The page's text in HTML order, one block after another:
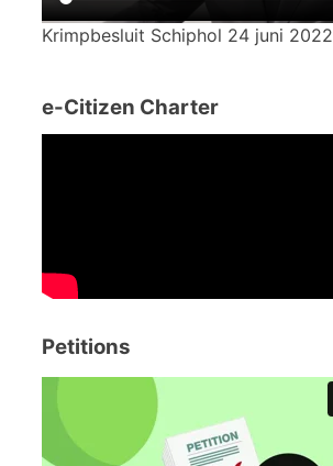
Krimpbesluit Schiphol 24 juni 2022
e-Citizen Charter
Petitions